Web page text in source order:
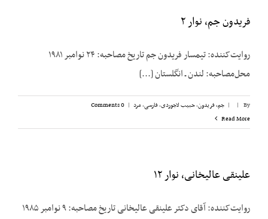
فریدون جم، نوار ۲
روایت‌کننده: تیمسار فریدون جم تاریخ مصاحبه: ۲۴ نوامبر ۱۹۸۱
محل‌مصاحبه: لندن ـ انگلستان [...]
By
|
| جم، فریدون,حبیب لاجوردی,فارسی,مرد |
0 Comments
Read More
علینقی عالیخانی، نوار ۱۲
روایت‌کننده: آقای دکتر علینقی عالیخانی تاریخ مصاحبه: ۹ نوامبر ۱۹۸۵